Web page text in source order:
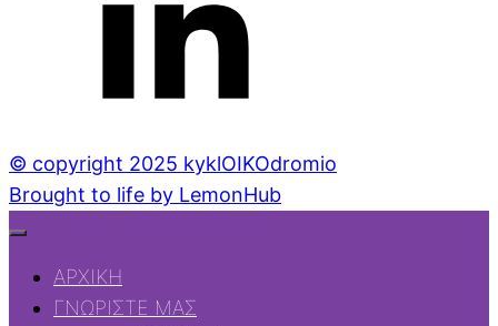
© copyright 2025 kyklOIKOdromio
Brought to life by LemonHub
ΑΡΧΙΚΗ
ΓΝΩΡΙΣΤΕ ΜΑΣ